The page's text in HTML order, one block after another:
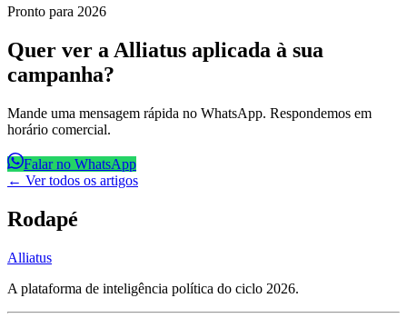
Pronto para 2026
Quer ver a Alliatus aplicada à sua
campanha?
Mande uma mensagem rápida no WhatsApp. Respondemos em
horário comercial.
Falar no WhatsApp
← Ver todos os artigos
Rodapé
Alliatus
A plataforma de inteligência política do ciclo 2026.